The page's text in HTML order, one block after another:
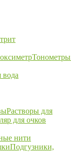
Тонометры
вода
Растворы для
для очков
нити
Подгузники,